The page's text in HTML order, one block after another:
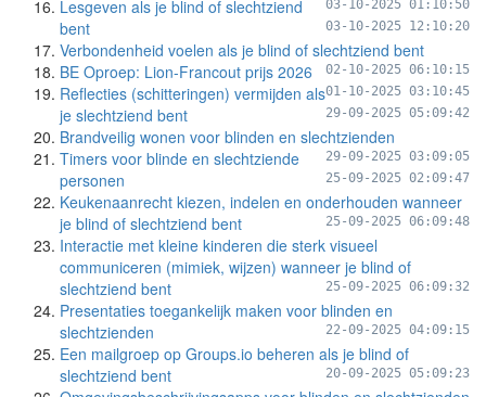
03-10-2025 01:10:50
Lesgeven als je blind of slechtziend
bent
03-10-2025 12:10:20
Verbondenheid voelen als je blind of slechtziend bent
02-10-2025 06:10:15
BE Oproep: Lion-Francout prijs 2026
01-10-2025 03:10:45
Reflecties (schitteringen) vermijden als
je slechtziend bent
29-09-2025 05:09:42
Brandveilig wonen voor blinden en slechtzienden
29-09-2025 03:09:05
Timers voor blinde en slechtziende
personen
25-09-2025 02:09:47
Keukenaanrecht kiezen, indelen en onderhouden wanneer
je blind of slechtziend bent
25-09-2025 06:09:48
Interactie met kleine kinderen die sterk visueel
communiceren (mimiek, wijzen) wanneer je blind of
slechtziend bent
25-09-2025 06:09:32
Presentaties toegankelijk maken voor blinden en
slechtzienden
22-09-2025 04:09:15
Een mailgroep op Groups.io beheren als je blind of
slechtziend bent
20-09-2025 05:09:23